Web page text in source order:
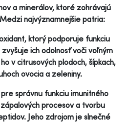
a minerálov, ktoré zohrávajú
najvýznamnejšie patria:
ktorý podporuje funkciu
ich odolnosť voči voľným
v citrusových plodoch, šípkach,
ovocia a zeleniny.
správnu funkciu imunitného
procesov a tvorbu
Jeho zdrojom je slnečné